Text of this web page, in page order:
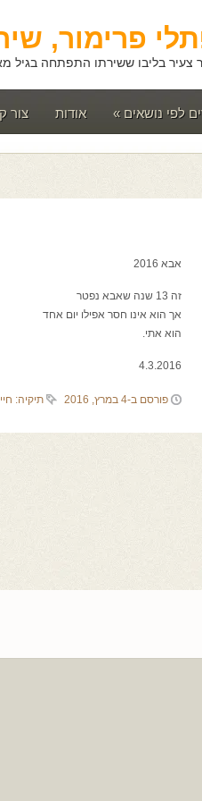
פרימור,
צעיר בליבו ששירתו התפתחה בגיל
לפי נושאים » אודות צור
אבא 2016
זה 13 שנה שאבא נפטר
אך הוא אינו חסר אפילו יום אחד
הוא אתי.
4.3.2016
פורסם ב-4 במרץ, 2016 תיקיה: חיי